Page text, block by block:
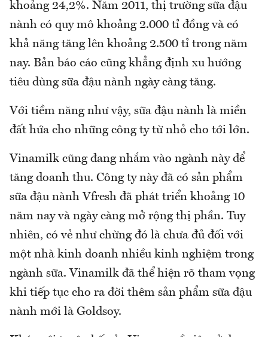
khoảng 24,2%. Năm 2011, thị trường sữa đậu
nành có quy mô khoảng 2.000 tỉ đồng và có
khả năng tăng lên khoảng 2.500 tỉ trong năm
nay. Bản báo cáo cũng khẳng định xu hướng
tiêu dùng sữa đậu nành ngày càng tăng.
Với tiềm năng như vậy, sữa đậu nành là miền
đất hứa cho những công ty từ nhỏ cho tới lớn.
Vinamilk cũng đang nhắm vào ngành này để
tăng doanh thu. Công ty này đã có sản phẩm
sữa đậu nành Vfresh đã phát triển khoảng 10
năm nay và ngày càng mở rộng thị phần. Tuy
nhiên, có vẻ như chừng đó là chưa đủ đối với
một nhà kinh doanh nhiều kinh nghiệm trong
ngành sữa. Vinamilk đã thể hiện rõ tham vọng
khi tiếp tục cho ra đời thêm sản phẩm sữa đậu
nành mới là Goldsoy.